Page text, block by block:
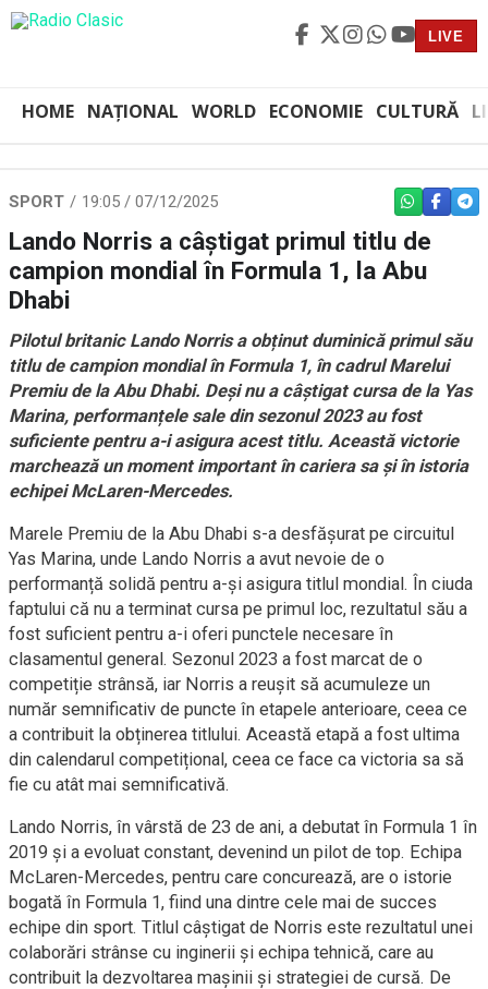
LIVE
HOME NAȚIONAL WORLD ECONOMIE CULTURĂ
SPORT 19:05 / 07/12/2025 WHATSAPP
Lando Norris a câştigat primul titlu de
campion mondial în Formula 1, la Abu
Dhabi
Pilotul britanic Lando Norris a obținut duminică primul său
titlu de campion mondial în Formula 1, în cadrul Marelui
Premiu de la Abu Dhabi. Deși nu a câștigat cursa de la Yas
Marina, performanțele sale din sezonul 2023 au fost
suficiente pentru a-i asigura acest titlu. Această victorie
marchează un moment important în cariera sa și în istoria
echipei McLaren-Mercedes.
Marele Premiu de la Abu Dhabi s-a desfășurat pe circuitul
Yas Marina, unde Lando Norris a avut nevoie de o
performanță solidă pentru a-și asigura titlul mondial. În ciuda
faptului că nu a terminat cursa pe primul loc, rezultatul său a
fost suficient pentru a-i oferi punctele necesare în
clasamentul general. Sezonul 2023 a fost marcat de o
competiție strânsă, iar Norris a reușit să acumuleze un
număr semnificativ de puncte în etapele anterioare, ceea ce
a contribuit la obținerea titlului. Această etapă a fost ultima
din calendarul competițional, ceea ce face ca victoria sa să
fie cu atât mai semnificativă.
Lando Norris, în vârstă de 23 de ani, a debutat în Formula 1 în
2019 și a evoluat constant, devenind un pilot de top. Echipa
McLaren-Mercedes, pentru care concurează, are o istorie
bogată în Formula 1, fiind una dintre cele mai de succes
echipe din sport. Titlul câștigat de Norris este rezultatul unei
colaborări strânse cu inginerii și echipa tehnică, care au
contribuit la dezvoltarea mașinii și strategiei de cursă. De